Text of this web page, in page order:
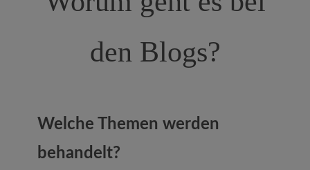
den Blogs?
Welche Themen werden
behandelt?